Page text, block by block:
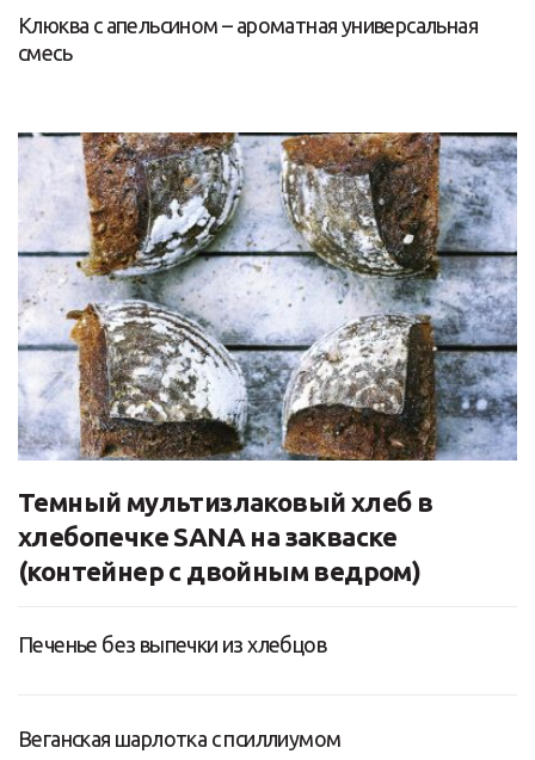
Клюква с апельсином – ароматная универсальная
смесь
Темный мультизлаковый хлеб в
хлебопечке SANA на закваске
(контейнер с двойным ведром)
Печенье без выпечки из хлебцов
Веганская шарлотка с псиллиумом